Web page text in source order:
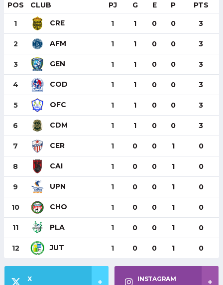
POS CLUB PJ G E P PTS
1 CRE 1 1 0 0 3
2 AFM 1 1 0 0 3
3 GEN 1 1 0 0 3
4 COD 1 1 0 0 3
5 OFC 1 1 0 0 3
6 CDM 1 1 0 0 3
7 CER 1 0 0 1 0
8 CAI 1 0 0 1 0
9 UPN 1 0 0 1 0
10 CHO 1 0 0 1 0
11 PLA 1 0 0 1 0
12 JUT 1 0 0 1 0
X INSTAGRAM